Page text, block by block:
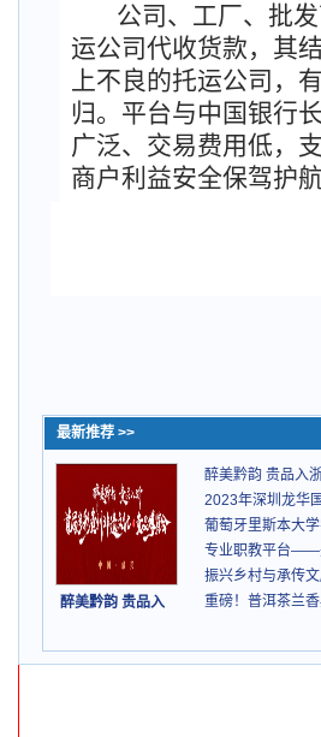
公司、工厂、批
运公司代收货款，其
上不良的托运公司，
归。平台与中国银行
广泛、交易费用低，
商户利益安全保驾护航
最新推荐 >>
醉美黔韵 贵品入
醉美黔韵 贵品入
2023年深圳龙华
葡萄牙里斯本大学
专业职教平台——
振兴乡村与承传文
重磅！普洱茶兰香